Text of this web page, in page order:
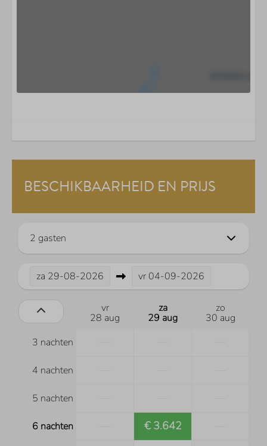
BESCHIKBAARHEID EN PRIJS
2 gasten
za 29-08-2026 vr 04-09-2026
vr
28 aug
za
29 aug
zo
30 aug
3 nachten
4 nachten
5 nachten
6 nachten € 3.642